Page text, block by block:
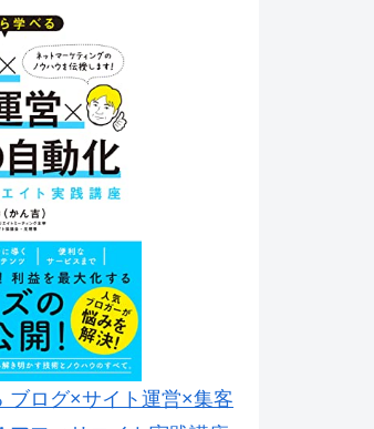
ブログ×サイト運営×集客